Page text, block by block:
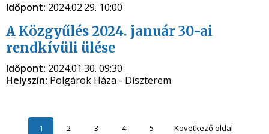
Időpont: 2024.02.29. 10:00
A Közgyűlés 2024. január 30-ai
rendkívüli ülése
Időpont: 2024.01.30. 09:30
Helyszín: Polgárok Háza - Díszterem
1 2 3 4 5 Következő oldal